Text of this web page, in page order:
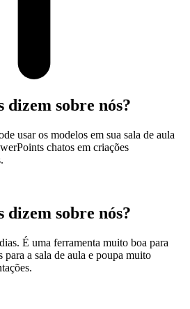
dizem sobre nós?
usar os modelos em sua sala de aula
chatos em criações
dizem sobre nós?
É uma ferramenta muito boa para
para a sala de aula e poupa muito